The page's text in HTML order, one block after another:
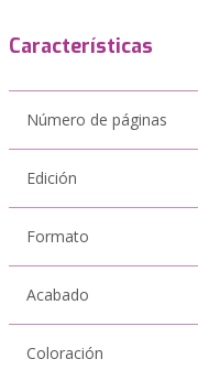
Características
Número de páginas
Edición
Formato
Acabado
Coloración